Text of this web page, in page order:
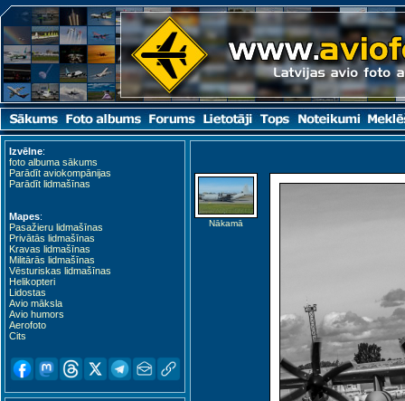
Izvēlne:
foto albuma sākums
Parādīt aviokompānijas
Parādīt lidmašīnas
Mapes:
Pasažieru lidmašīnas
Privātās lidmašīnas
Kravas lidmašīnas
Militārās lidmašīnas
Vēsturiskas lidmašīnas
Helikopteri
Lidostas
Avio māksla
Avio humors
Aerofoto
Cits
Nākamā